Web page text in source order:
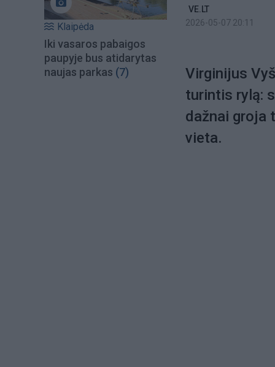
Klaipėda
Iki vasaros pabaigos
paupyje bus atidarytas
naujas parkas (7)
VE.LT
2026-05-07 20:11
Virginijus
turintis rylą:
dažnai groja
vieta.